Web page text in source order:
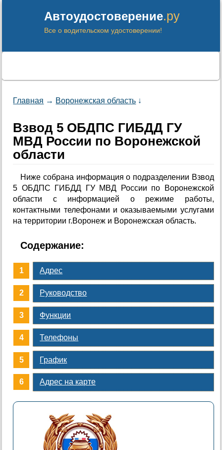
Автоудостоверение.ру
Все о водительском удостоверении!
Главная → Воронежская область ↓
Взвод 5 ОБДПС ГИБДД ГУ
МВД России по Воронежской
области
Ниже собрана информация о подразделении Взвод
5 ОБДПС ГИБДД ГУ МВД России по Воронежской
области с информацией о режиме работы,
контактными телефонами и оказываемыми услугами
на территории г.Воронеж и Воронежская область.
Содержание:
Адрес
Руководство
Функции
Телефоны
График
Адрес на карте